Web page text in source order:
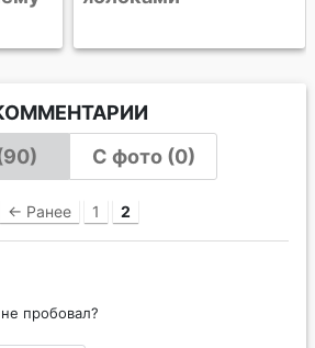
С фото (0)
← Ранее 1 2
пробовал?